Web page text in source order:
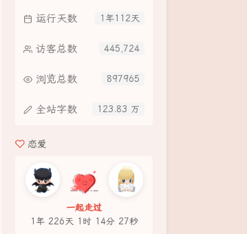
1年112天
运行天数
445,724
访客总数
897965
浏览总数
123.83 万
全站字数
恋爱
一起走过
1年 226天 1时 14分 28秒